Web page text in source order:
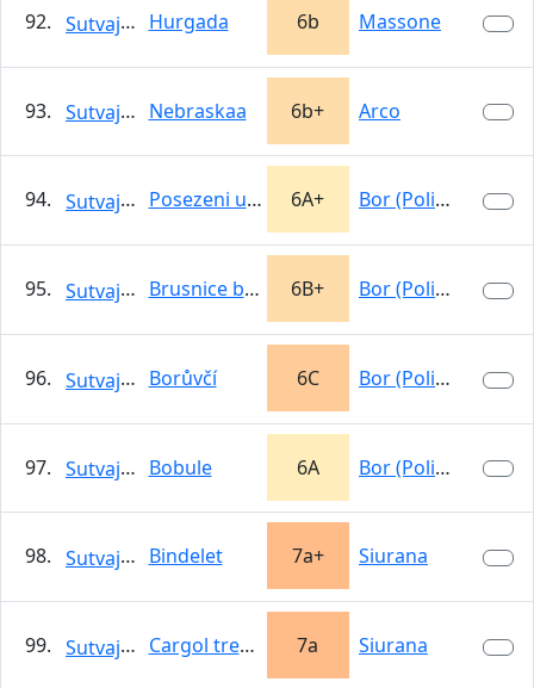
92. Sutvajka Hurgada 6b Massone
93. Sutvajka Nebraskaa 6b+ Arco
94. Sutvajka Posezeni u smrku 6A+ Bor (Police n.…
95. Sutvajka Brusnice borůvka 6B+ Bor (Police n.…
96. Sutvajka Borůvčí 6C Bor (Police n.…
97. Sutvajka Bobule 6A Bor (Police n.…
98. Sutvajka Bindelet 7a+ Siurana
99. Sutvajka Cargol treu banya 7a Siurana